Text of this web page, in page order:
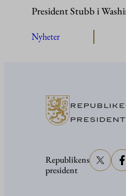
President Stubb i
Nyheter
PRESIDENT
Republikens
president